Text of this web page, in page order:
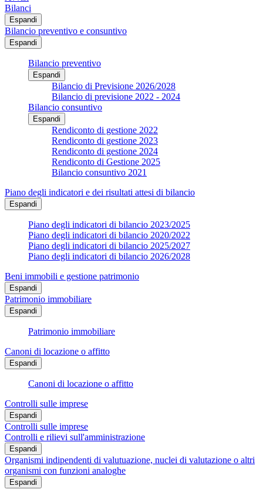
Bilanci
Espandi
Bilancio preventivo e consuntivo
Espandi
Bilancio preventivo
Espandi
Bilancio di Previsione 2026/2028
Bilancio di previsione 2022 - 2024
Bilancio consuntivo
Espandi
Rendiconto di gestione 2022
Rendiconto di gestione 2023
Rendiconto di gestione 2024
Rendiconto di Gestione 2025
Bilancio consuntivo 2021
Piano degli indicatori e dei risultati attesi di bilancio
Espandi
Piano degli indicatori di bilancio 2023/2025
Piano degli indicatori di bilancio 2020/2022
Piano degli indicatori di bilancio 2025/2027
Piano degli indicatori di bilancio 2026/2028
Beni immobili e gestione patrimonio
Espandi
Patrimonio immobiliare
Espandi
Patrimonio immobiliare
Canoni di locazione o affitto
Espandi
Canoni di locazione o affitto
Controlli sulle imprese
Espandi
Controlli sulle imprese
Controlli e rilievi sull'amministrazione
Espandi
Organismi indipendenti di valutuazione, nuclei di valutazione o altri
organismi con funzioni analoghe
Espandi